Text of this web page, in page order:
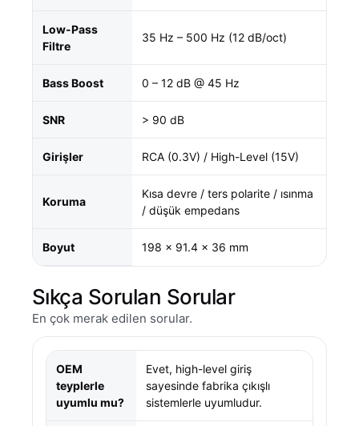
Low-Pass
Filtre
35 Hz – 500 Hz (12 dB/oct)
Bass Boost 0 – 12 dB @ 45 Hz
SNR > 90 dB
Girişler RCA (0.3V) / High-Level (15V)
Koruma
Kısa devre / ters polarite / ısınma
/ düşük empedans
Boyut 198 x 91.4 x 36 mm
Sıkça Sorulan Sorular
En çok merak edilen sorular.
OEM
teyplerle
uyumlu mu?
Evet, high-level giriş
sayesinde fabrika çıkışlı
sistemlerle uyumludur.